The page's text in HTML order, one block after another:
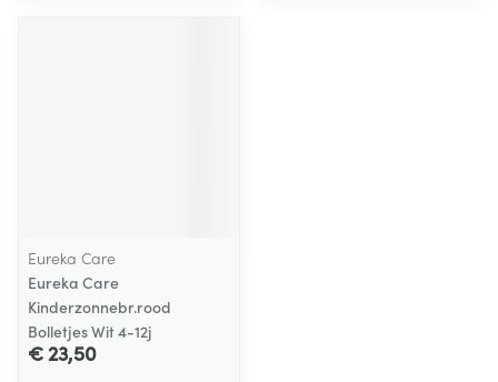
Eureka Care
Eureka Care
Kinderzonnebr.rood
Bolletjes Wit 4-12j
€ 23,50